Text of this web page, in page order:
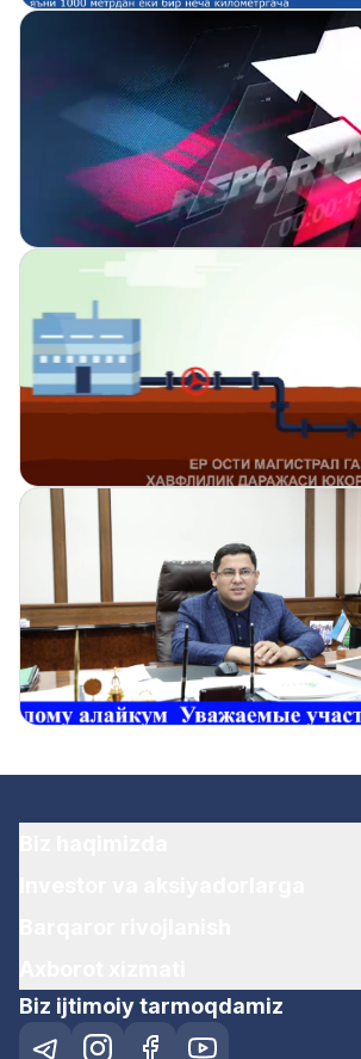
Biz ijtimoiy tarmoqdamiz